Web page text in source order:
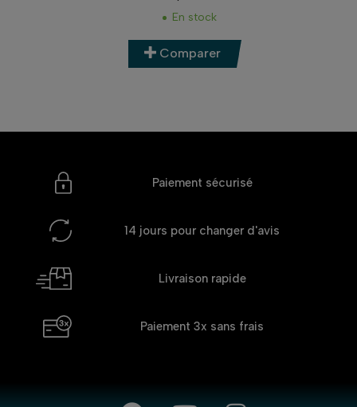
En stock
Comparer
Paiement sécurisé
14 jours pour changer d'avis
Livraison rapide
Paiement 3x sans frais